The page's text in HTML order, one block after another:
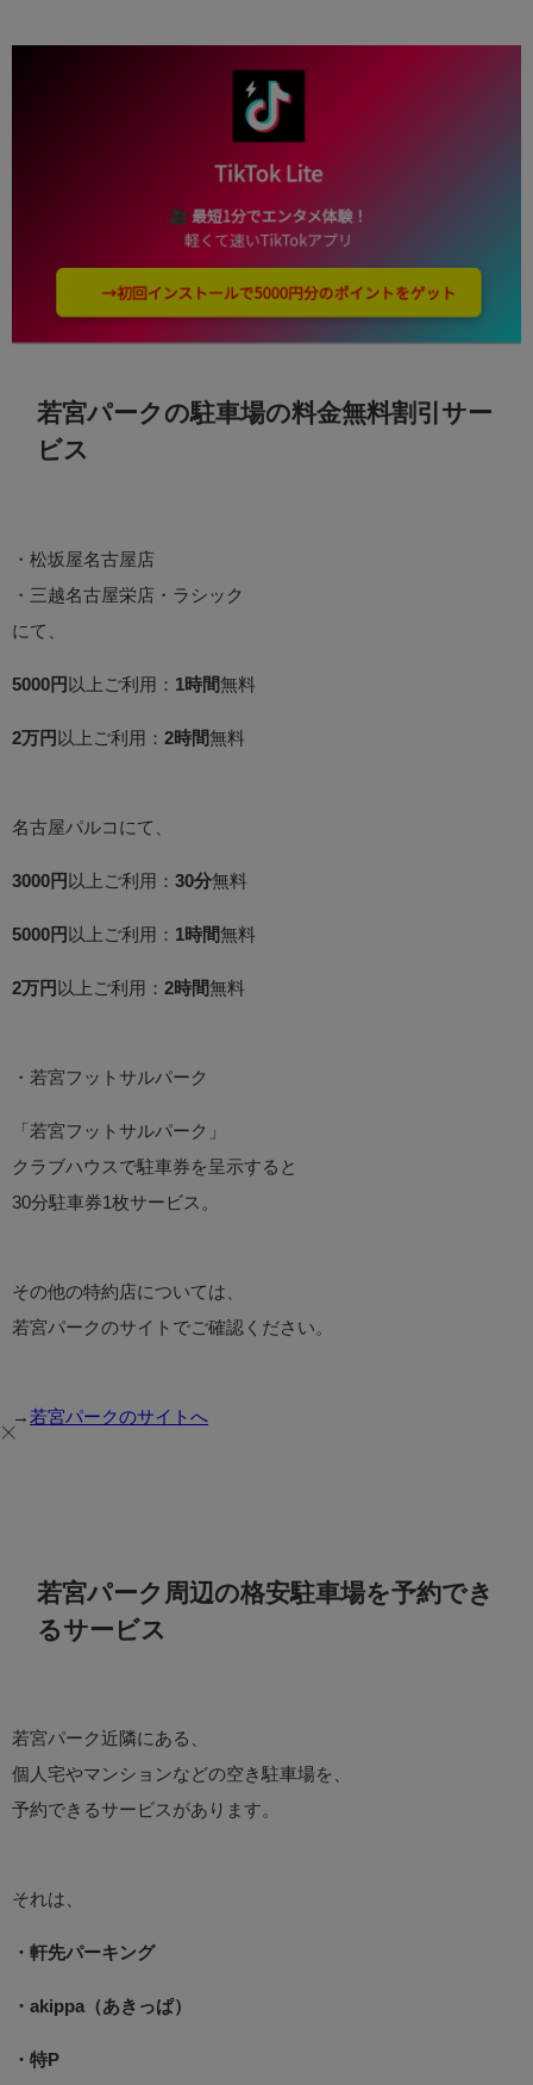
若宮パークの駐車場の料金無料割引サー
ビス
・松坂屋名古屋店
・三越名古屋栄店・ラシック
にて、
5000円 以上ご利用： 1時間無料
2万円 以上ご利用： 2時間無料
名古屋パルコにて、
3000円 以上ご利用： 30分無料
5000円 以上ご利用： 1時間無料
2万円 以上ご利用： 2時間無料
・若宮フットサルパーク
「若宮フットサルパーク」
クラブハウスで駐車券を呈示すると
30分駐車券1枚サービス。
その他の特約店については、
若宮パークのサイトでご確認ください。
→ 若宮パークのサイトへ
若宮パーク周辺の格安駐車場を予約でき
るサービス
若宮パーク近隣にある、
個人宅やマンションなどの空き駐車場を、
予約できるサービスがあります。
それは、
・軒先パーキング
・akippa（あきっぱ）
・特P